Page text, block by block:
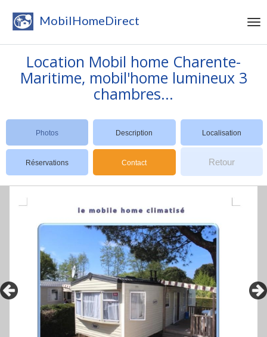
MobilHomeDirect
Location Mobil home Charente-
Maritime, mobil'home lumineux 3
chambres...
Photos Description Localisation
Réservations Contact Retour